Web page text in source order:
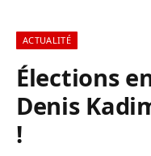
ACTUALITÉ
Élections
Denis
!